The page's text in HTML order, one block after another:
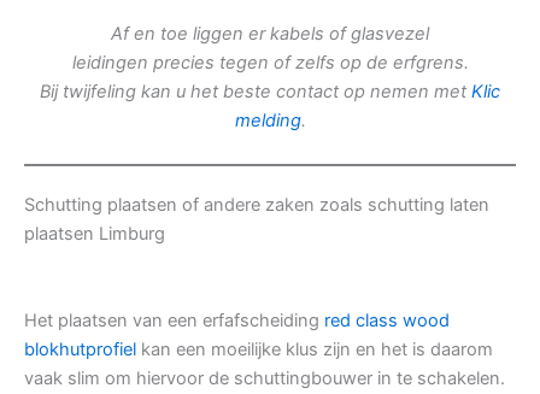
Af en toe liggen er kabels of glasvezel
leidingen precies tegen of zelfs op de erfgrens.
Bij twijfeling kan u het beste contact op nemen met Klic
melding.
Schutting plaatsen of andere zaken zoals schutting laten
plaatsen Limburg
Het plaatsen van een erfafscheiding red class wood
blokhutprofiel kan een moeilijke klus zijn en het is daarom
vaak slim om hiervoor de schuttingbouwer in te schakelen.